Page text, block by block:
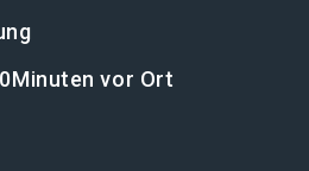
vor Ort